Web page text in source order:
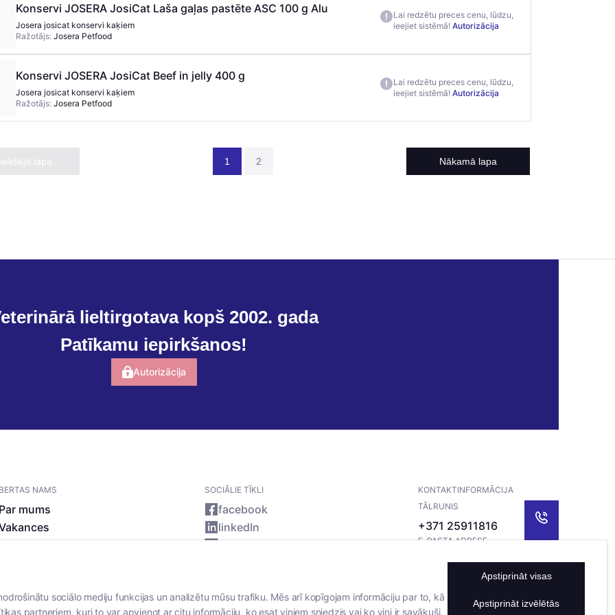
Konservi JOSERA JosiCat Laša gaļas pastēte ASC 100 g Alu
Josera josicat konservi kaķiem
Ražotājs: Josera Petfood
Lai redzētu preces cenu, lūdzu,
ieejiet sistēmā! Autorizācija
Konservi JOSERA JosiCat Beef in jelly 400 g
Josera josicat konservi kaķiem
Ražotājs: Josera Petfood
Lai redzētu preces cenu, lūdzu,
ieejiet sistēmā! Autorizācija
lapa 1 2 Nākamā lapa
lieltirgotava kopš 2002. gada
Patīkamu iepirkšanos!
Autorizācija
NAMS
mums
SOCIĀLIE TĪKLI
facebook
linkedIn
KONTAKTINFORMĀCIJA
TĀLRUNIS
+371 25911816
E-PASTA ADRESE
info@bertasnams.lv
sociālo mediju funkcijas un analizētu mūsu trafiku. Mēs arī kopīgojam informāciju par to, kā
partneriem, kuri to var apvienot ar citu informāciju, ko esat viņiem sniedzis vai ko viņi ir savākuši,
Apstiprināt visas
Apstiprināt izvēlētās